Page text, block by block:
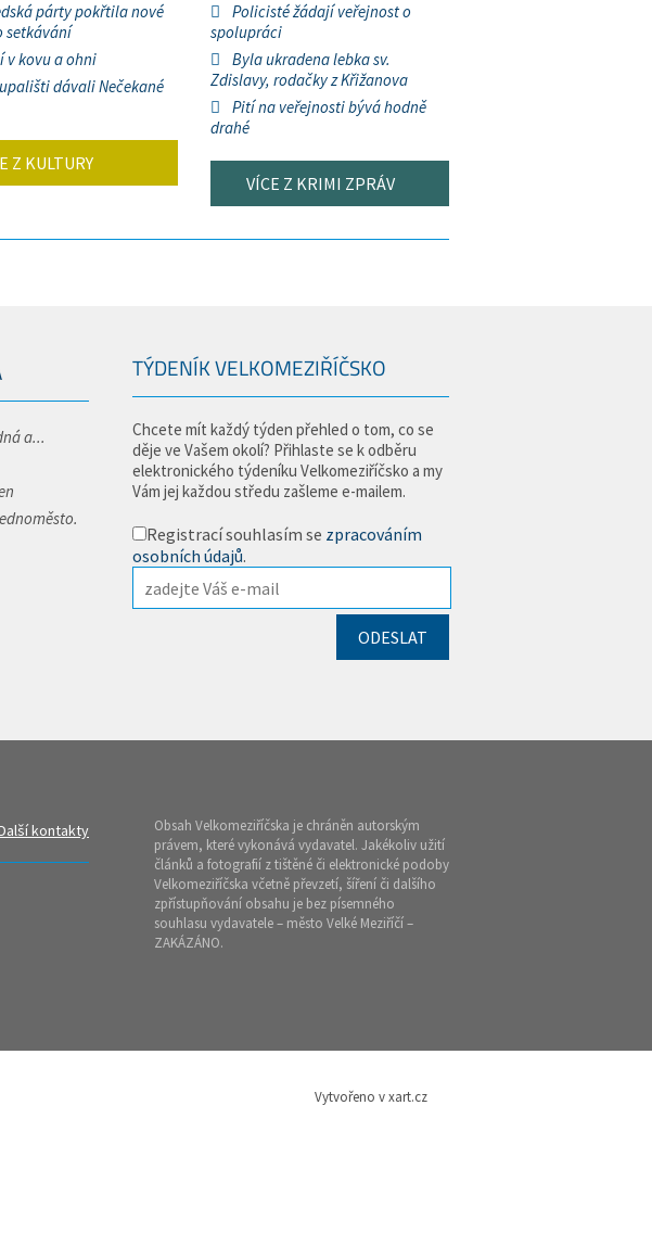
párty pokřtila nové
setkávání
v kovu a ohni
dávali Nečekané
Z KULTURY
Policisté žádají veřejnost o
spolupráci
Byla ukradena lebka sv.
Zdislavy, rodačky z Křižanova
Pití na veřejnosti bývá hodně
drahé
VÍCE Z KRIMI ZPRÁV
a...
TÝDENÍK VELKOMEZIŘÍČSKO
Chcete mít každý týden přehled o tom, co se
děje ve Vašem okolí? Přihlaste se k odběru
elektronického týdeníku Velkomeziříčsko a my
Vám jej každou středu zašleme e-mailem.
Registrací souhlasím se zpracováním
osobních údajů.
kontakty
Obsah Velkomeziříčska je chráněn autorským
právem, které vykonává vydavatel. Jakékoliv užití
článků a fotografií z tištěné či elektronické podoby
Velkomeziříčska včetně převzetí, šíření či dalšího
zpřístupňování obsahu je bez písemného
souhlasu vydavatele – město Velké Meziříčí –
ZAKÁZÁNO.
Vytvořeno v xart.cz